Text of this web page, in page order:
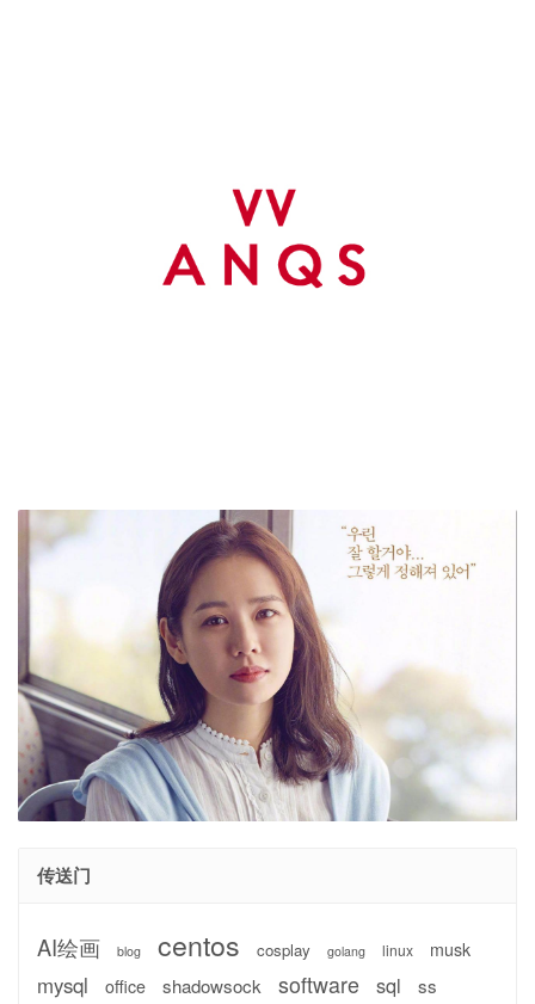
传送门
AI绘画 blog centos cosplay golang linux musk
mysql office shadowsock software sql ss